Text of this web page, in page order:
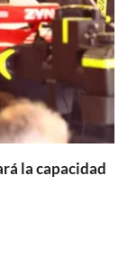
la capacidad